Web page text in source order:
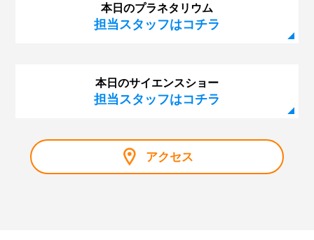
第122回 プラネタリウム「はるかなる大マゼラン雲」
第121回 サイエンスショー「虹でじっけん、光のせか
第119回 プラネタリウム「ブラックホール合体！重力
第118回 企画展「大阪市立科学館資料で見るノーベル賞
本日のプラネタリウム
担当スタッフはコチラ
本日のサイエンスショー
担当スタッフはコチラ
アクセス